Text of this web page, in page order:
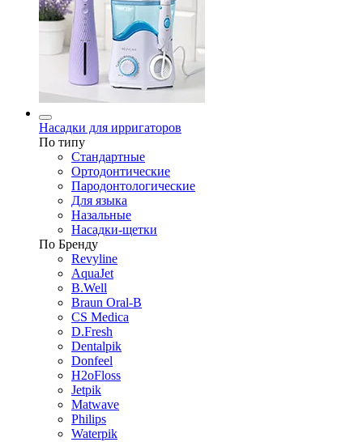
Насадки для ирригаторов
По типу
Стандартные
Ортодонтические
Пародонтологические
Для языка
Назальные
Насадки-щетки
По Бренду
Revyline
AquaJet
B.Well
Braun Oral-B
CS Medica
D.Fresh
Dentalpik
Donfeel
H2oFloss
Jetpik
Matwave
Philips
Waterpik